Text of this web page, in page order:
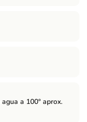
a 100° aprox.